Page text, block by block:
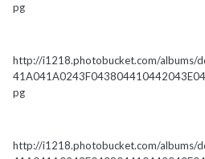
pg
http://i1218.photobucket.com/albums/
pg
http://i1218.photobucket.com/albums/